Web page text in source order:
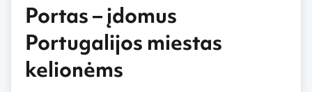
Portas – įdomus
Portugalijos miestas
kelionėms